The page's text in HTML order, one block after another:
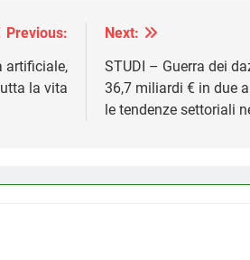
Previous:
artificiale,
la vita
Next:
STUDI – Guerra dei
36,7 miliardi € in due
le tendenze settoriali